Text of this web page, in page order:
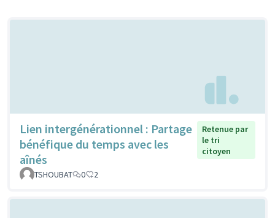
Lien intergénérationnel : Partage
bénéfique du temps avec les
aînés
Retenue par
le tri
citoyen
TSHOUBAT 0 2